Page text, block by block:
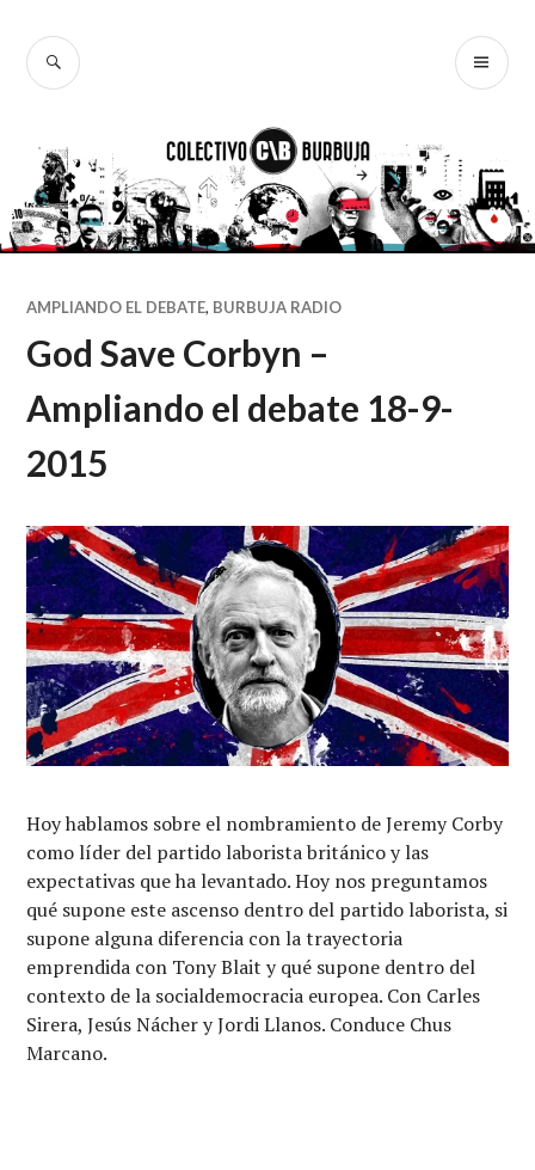
contenido
BUSCAR
AMPLIANDO EL DEBATE, BURBUJA RADIO
God Save Corbyn –
Ampliando el debate 18-9-
2015
Hoy hablamos sobre el nombramiento de Jeremy Corby
como líder del partido laborista británico y las
expectativas que ha levantado. Hoy nos preguntamos
qué supone este ascenso dentro del partido laborista, si
supone alguna diferencia con la trayectoria
emprendida con Tony Blait y qué supone dentro del
contexto de la socialdemocracia europea. Con Carles
Sirera, Jesús Nácher y Jordi Llanos. Conduce Chus
Marcano.